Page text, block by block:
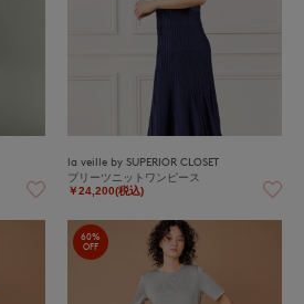
la veille by SUPERIOR CLOSET
プリーツニットワンピース
￥24,200(税込)
60%
OFF